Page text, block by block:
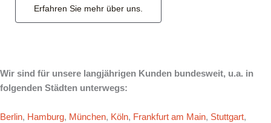
Erfahren Sie mehr über uns.
Wir sind für unsere langjährigen Kunden bundesweit, u.a. in
folgenden Städten unterwegs:
Berlin, Hamburg, München, Köln, Frankfurt am Main, Stuttgart,